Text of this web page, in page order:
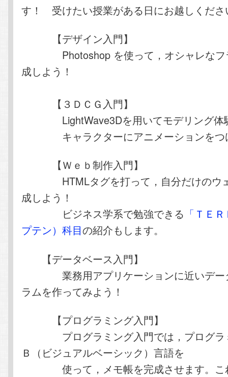
す！ 受けたい授業がある日にお越しくださ
【デザイン入門】
Photoshop を使って，オシャレなフ
成しよう！
【３ＤＣＧ入門】
LightWave3Dを用いてモデリング体
キャラクターにアニメーションをつ
【Ｗｅｂ制作入門】
HTMLタグを打って，自分だけのウェ
成しよう！
ビジネス学系で勉強できる 「ＴＥ
プテン）科目の紹介もします。
【データベース入門】
業務用アプリケーションに近いデー
ラムを作ってみよう！
【プログラミング入門】
プログラミング入門では，プログラ
Ｂ（ビジュアルベーシック）言語を
使って，メモ帳を完成させます。こ